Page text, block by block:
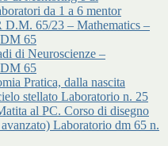
da 1 a 6 mentor
D.M. 65/23 – Mathematics –
65
di Neuroscienze –
65
Pratica, dalla nascita
stellato Laboratorio n. 25
al PC. Corso di disegno
Laboratorio dm 65 n.